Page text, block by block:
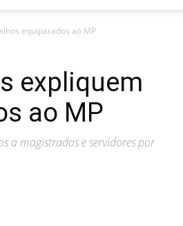
equiparados ao MP
expliquem
ao MP
a magistrados e servidores por